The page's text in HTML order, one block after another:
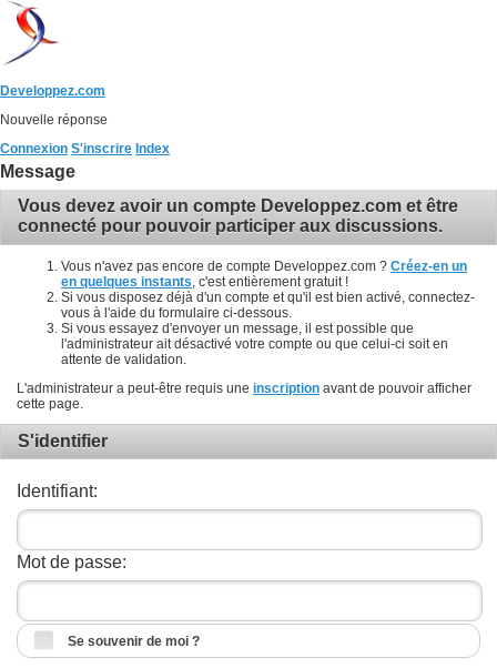
Developpez.com
Nouvelle réponse
Connexion S'inscrire Index
Message
Vous devez avoir un compte Developpez.com et être
connecté pour pouvoir participer aux discussions.
Vous n'avez pas encore de compte Developpez.com ? Créez-en un
en quelques instants , c'est entièrement gratuit !
Si vous disposez déjà d'un compte et qu'il est bien activé, connectez-
vous à l'aide du formulaire ci-dessous.
Si vous essayez d'envoyer un message, il est possible que
l'administrateur ait désactivé votre compte ou que celui-ci soit en
attente de validation.
L'administrateur a peut-être requis une inscription avant de pouvoir afficher
cette page.
S'identifier
Identifiant:
Mot de passe:
Se souvenir de moi ?